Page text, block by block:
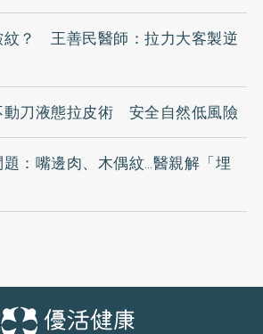
紋？ 王善民醫師：拉力大客製逆
動刀液態拉皮術 安全自然低風險
：嘴邊肉、木偶紋…醫親解「埋